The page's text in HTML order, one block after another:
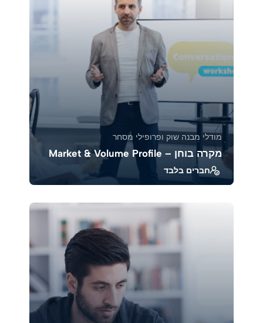
1880
39319
מודלי מבנה שוק ופרופילי מסחר
מקרה בוחן – Market & Volume Profile
חברים בלבד
באמצעות Market Profile ו־Volume Profile, כדי
39381